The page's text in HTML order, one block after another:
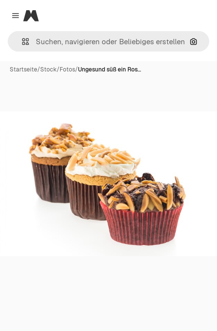
Close menu
Magnific
Nach
Startseite/Stock/Fotos/Ungesund süß ein Ros…